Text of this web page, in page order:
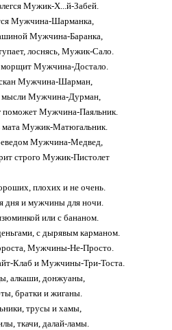
Мужик-Х...й-Забей.
Мужчина-Шарманка,
Мужчина-Баранка,
лоснясь, Мужик-Cало.
Мужчина-Достало.
Мужчина-Шарман,
мысли Мужчина-Дурман,
поможет Мужчина-Паяльник.
мата Мужик-Матюгальник.
Мужчина-Медвед,
строго Мужик-Пистолет
плохих и не очень.
и мужчины для ночи.
или с бананом.
с дырявым карманом.
Мужчины-Не-Просто.
Клаб и Мужчины-Три-Тоста.
алкаши, донжуаны,
братки и жиганы.
трусы и хамы,
ткачи, далай-ламы.